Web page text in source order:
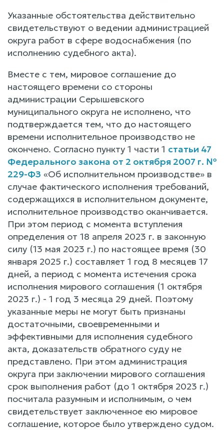
Указанные обстоятельства действительно
свидетельствуют о ведении администрацией
округа работ в сфере водоснабжения (по
исполнению судебного акта).
Вместе с тем, мировое соглашение до
настоящего времени со стороны
администрации Серышевского
муниципального округа не исполнено, что
подтверждается тем, что до настоящего
времени исполнительное производство не
окончено. Согласно пункту 1 части 1 статьи 47
Федерального закона от 2 октября 2007 г. №
229-ФЗ «Об исполнительном производстве» в
случае фактического исполнения требований,
содержащихся в исполнительном документе,
исполнительное производство оканчивается.
При этом период с момента вступления
определения от 18 апреля 2023 г. в законную
силу (13 мая 2023 г.) по настоящее время (30
января 2025 г.) составляет 1 год 8 месяцев 17
дней, а период с момента истечения срока
исполнения мирового соглашения (1 октября
2023 г.) - 1 год 3 месяца 29 дней. Поэтому
указанные меры не могут быть признаны
достаточными, своевременными и
эффективными для исполнения судебного
акта, доказательств обратного суду не
представлено. При этом администрация
округа при заключении мирового соглашения
срок выполнения работ (до 1 октября 2023 г.)
посчитала разумным и исполнимым, о чем
свидетельствует заключенное ею мировое
соглашение, которое было утверждено судом.